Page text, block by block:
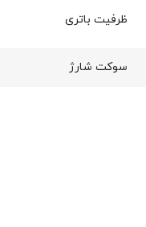
ظرفیت باتری
سوکت شارژ